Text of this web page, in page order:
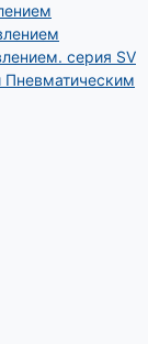
серия SV
Пневматическим